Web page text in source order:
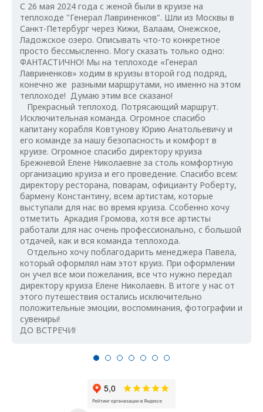
С 26 мая 2024 года с женой были в круизе на
теплоходе "Генерал Лавриненков". Шли из Москвы в
Санкт-Петербург через Кижи, Валаам, Онежское,
Ладожское озеро. Описывать что-то конкретное
просто бессмысленно. Могу сказать только одно:
ФАНТАСТИЧНО! Мы на теплоходе «Генерал
Лавриненков» ходим в круизы второй год подряд,
конечно же разными маршрутами, но именно на этом
теплоходе! Думаю этим все сказано!
Прекрасный теплоход. Потрясающий маршрут.
Исключительная команда. Огромное спасибо
капитану корабля Ковтунову Юрию Анатольевичу и
его команде за нашу безопасность и комфорт в
круизе. Огромное спасибо директору круиза
Брежневой Елене Николаевне за столь комфортную
организацию круиза и его проведение. Спасибо всем:
директору ресторана, поварам, официанту Роберту,
бармену Константину, всем артистам, которые
выступали для нас во время круиза. Ссобенно хочу
отметить Аркадия Громова, хотя все артисты
работали для нас очень профессионально, с большой
отдачей, как и вся команда теплохода.
Отдельно хочу поблагодарить менеджера Павела,
который оформлял нам этот круиз. При оформлении
он учел все мои пожелания, все что нужно передал
директору круиза Елене Николаевн. В итоге у нас от
этого путешествия остались исключительно
положительные эмоции, воспоминания, фотографии и
сувениры!
ДО ВСТРЕЧИ!